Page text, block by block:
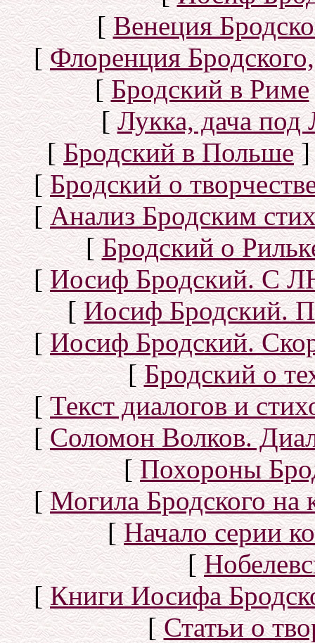
[Венеция
[Флоренция
[Бродский в Риме
[Лукка, дача под
[Бродский в Польше]
[Бродский о
[Анализ Бродским
[Бродский о
[Иосиф Бродский. С
[Иосиф Бродский.
[Иосиф Бродский.
[Бродский о
[Текст диалогов и
[Соломон Волков.
[Похороны
[Могила Бродского
[Начало серии
[
[Книги Иосифа
[Статьи о